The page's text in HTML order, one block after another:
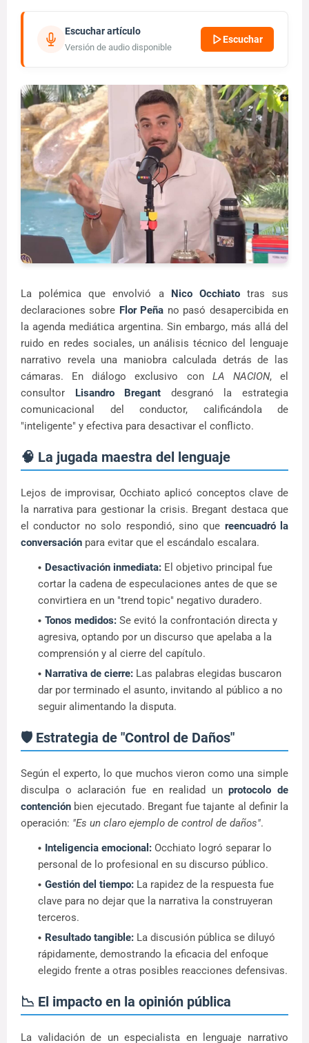
Escuchar artículo
Versión de audio disponible
Escuchar
La polémica que envolvió a Nico Occhiatotras sus
declaraciones sobre Flor Peña no pasó desapercibida en
la agenda mediática argentina. Sin embargo, más allá del
ruido en redes sociales, un análisis técnico del lenguaje
narrativo revela una maniobra calculada detrás de las
cámaras. En diálogo exclusivo con LA NACION, el
consultor Lisandro Bregant desgranó la estrategia
comunicacional del conductor, calificándola de
"inteligente" y efectiva para desactivar el conflicto.
🧠 La jugada maestra del lenguaje
Lejos de improvisar, Occhiato aplicó conceptos clave de
la narrativa para gestionar la crisis. Bregant destaca que
el conductor no solo respondió, sino que reencuadró la
conversación para evitar que el escándalo escalara.
Desactivación inmediata: El objetivo principal fue
cortar la cadena de especulaciones antes de que se
convirtiera en un "trend topic" negativo duradero.
Tonos medidos: Se evitó la confrontación directa y
agresiva, optando por un discurso que apelaba a la
comprensión y al cierre del capítulo.
Narrativa de cierre: Las palabras elegidas buscaron
dar por terminado el asunto, invitando al público a no
seguir alimentando la disputa.
🛡️ Estrategia de "Control de Daños"
Según el experto, lo que muchos vieron como una simple
disculpa o aclaración fue en realidad unprotocolo de
contención bien ejecutado. Bregant fue tajante al definir la
operación: "Es un claro ejemplo de control de daños".
Inteligencia emocional: Occhiato logró separar lo
personal de lo profesional en su discurso público.
Gestión del tiempo: La rapidez de la respuesta fue
clave para no dejar que la narrativa la construyeran
terceros.
Resultado tangible: La discusión pública se diluyó
rápidamente, demostrando la eficacia del enfoque
elegido frente a otras posibles reacciones defensivas.
📉 El impacto en la opinión pública
La validación de un especialista en lenguaje narrativo